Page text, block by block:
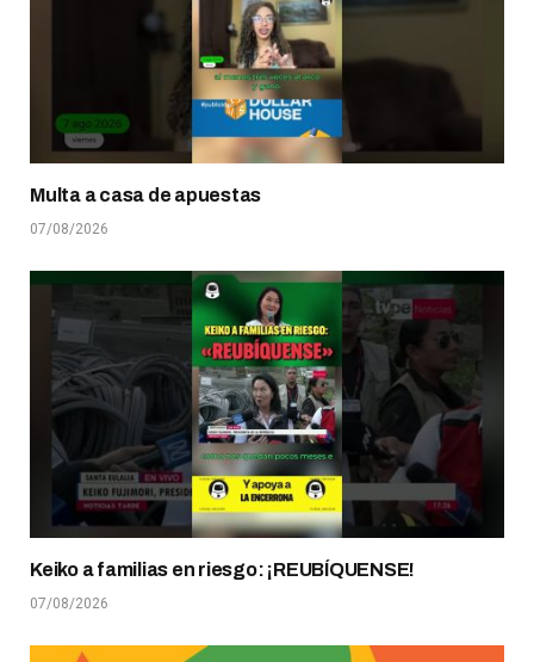
Multa a casa de apuestas
07/08/2026
Keiko a familias en riesgo: ¡REUBÍQUENSE!
07/08/2026